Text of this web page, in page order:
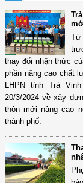
Từ
thay đổi nhận thức
phần nâng cao chất
LHPN tỉnh Trà
20/3/2024 về xây
thôn mới nâng cao
thành phố.